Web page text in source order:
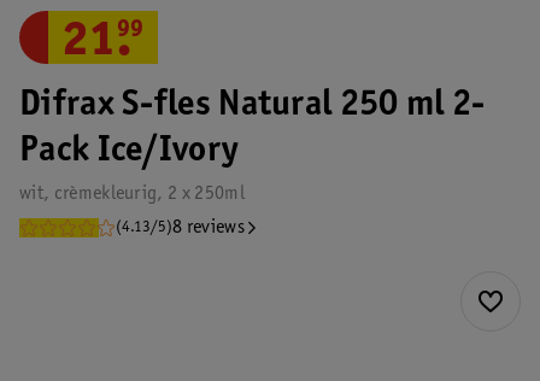
Difrax S-fles Natural 250 ml 2-
Pack Ice/Ivory
wit, crèmekleurig, 2 x 250ml
(4.13/5)8 reviews
21.
99